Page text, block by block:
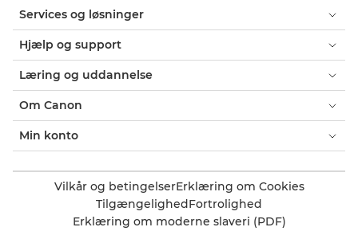
Services og løsninger
Hjælp og support
Læring og uddannelse
Om Canon
Min konto
Vilkår og betingelserErklæring om Cookies
Tilgængelighed Fortrolighed
Erklæring om moderne slaveri (PDF)